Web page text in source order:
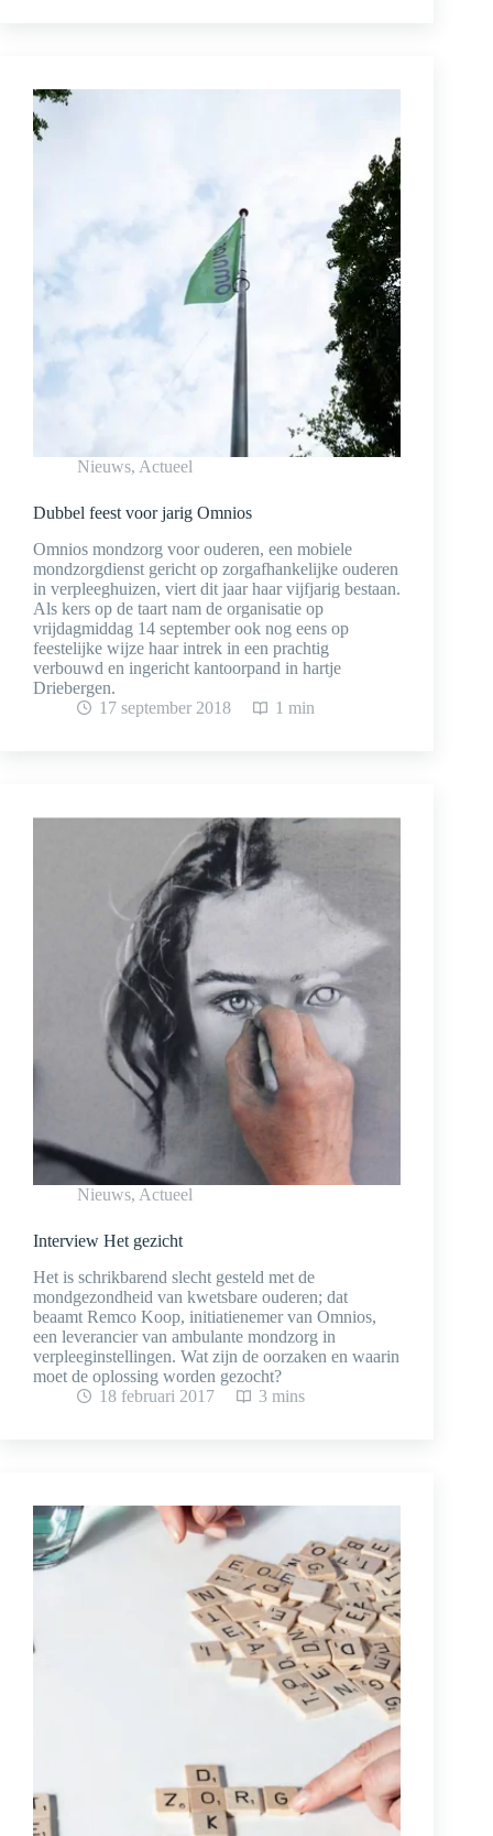
Nieuws, Actueel
Dubbel feest voor jarig Omnios
Omnios mondzorg voor ouderen, een mobiele
mondzorgdienst gericht op zorgafhankelijke ouderen
in verpleeghuizen, viert dit jaar haar vijfjarig bestaan.
Als kers op de taart nam de organisatie op
vrijdagmiddag 14 september ook nog eens op
feestelijke wijze haar intrek in een prachtig
verbouwd en ingericht kantoorpand in hartje
Driebergen.
17 september 2018
1 min
Nieuws, Actueel
Interview Het gezicht
Het is schrikbarend slecht gesteld met de
mondgezondheid van kwetsbare ouderen; dat
beaamt Remco Koop, initiatienemer van Omnios,
een leverancier van ambulante mondzorg in
verpleeginstellingen. Wat zijn de oorzaken en waarin
moet de oplossing worden gezocht?
18 februari 2017
3 mins